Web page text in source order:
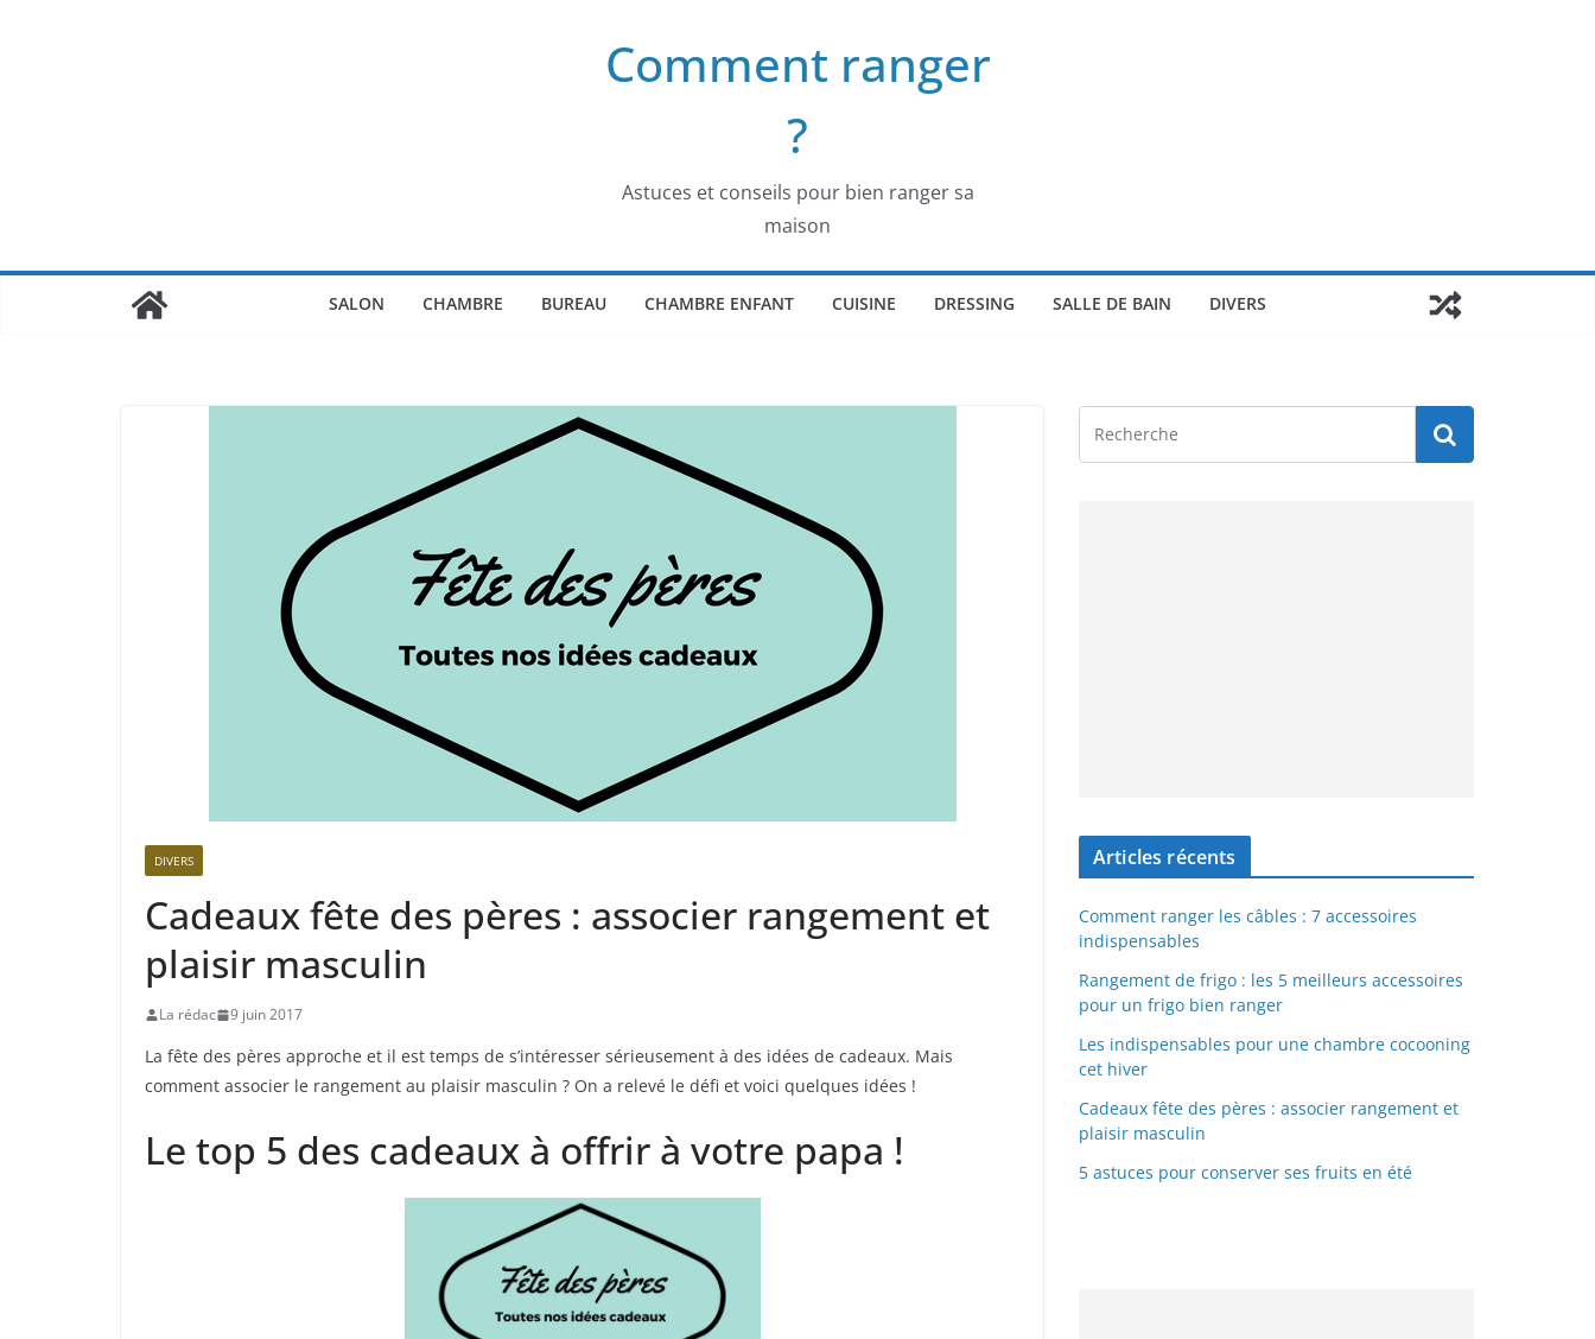
Comment ranger
?
Astuces et conseils pour bien ranger sa
maison
SALON CHAMBRE BUREAU CHAMBRE ENFANT CUISINE DRESSING SALLE DE BAIN DIVERS
DIVERS
Cadeaux fête des pères : associer rangement et
plaisir masculin
La rédac 9 juin 2017
La fête des pères approche et il est temps de s’intéresser sérieusement à des idées de cadeaux. Mais
comment associer le rangement au plaisir masculin ? On a relevé le défi et voici quelques idées !
Le top 5 des cadeaux à offrir à votre papa !
Articles récents
Comment ranger les câbles : 7 accessoires
indispensables
Rangement de frigo : les 5 meilleurs accessoires
pour un frigo bien ranger
Les indispensables pour une chambre cocooning
cet hiver
Cadeaux fête des pères : associer rangement et
plaisir masculin
5 astuces pour conserver ses fruits en été